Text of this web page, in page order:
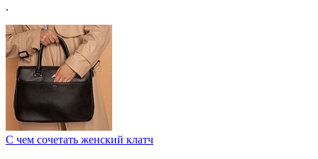
.
С чем сочетать женский клатч